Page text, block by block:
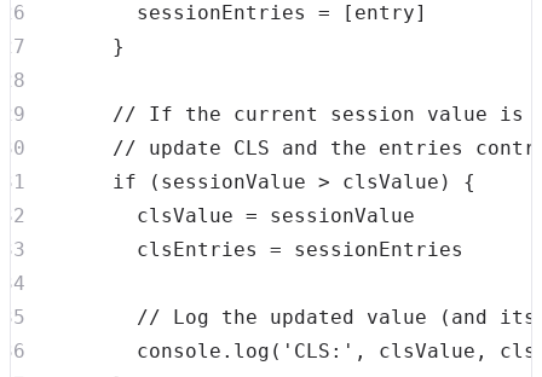
        sessionEntries
= [ entry]
}
// If the current session value is
// update CLS and the entries
if
( sessionValue > clsValue )
{
        clsValue
=
        clsEntries
=
// Log the updated value (and
console . log ( 'CLS:' , clsValue ,